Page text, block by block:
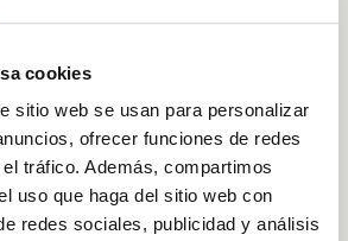
cookies
sitio web se usan para personalizar
ofrecer funciones de redes
tráfico. Además, compartimos
uso que haga del sitio web con
redes sociales, publicidad y análisis